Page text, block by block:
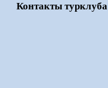
Контакты турклуба